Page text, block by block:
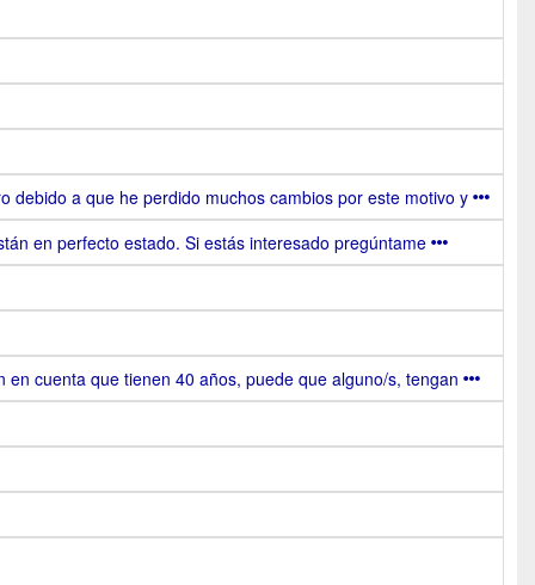
debido a que he perdido muchos cambios por este motivo y
en perfecto estado. Si estás interesado pregúntame
cuenta que tienen 40 años, puede que alguno/s, tengan